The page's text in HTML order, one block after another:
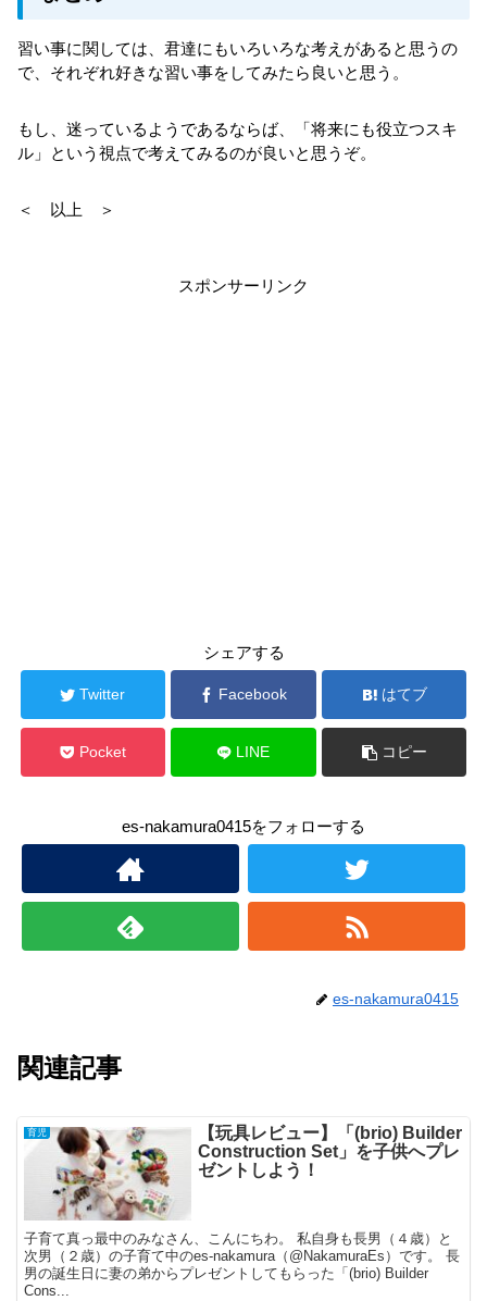
習い事に関しては、君達にもいろいろな考えがあると思うの
で、それぞれ好きな習い事をしてみたら良いと思う。
もし、迷っているようであるならば、「将来にも役立つスキ
ル」という視点で考えてみるのが良いと思うぞ。
＜ 以上 ＞
スポンサーリンク
シェアする
Twitter Facebook はてブ
Pocket LINE コピー
es-nakamura0415をフォローする
es-nakamura0415
関連記事
育児
【玩具レビュー】「(brio) Builder
Construction Set」を子供へプレ
ゼントしよう！
子育て真っ最中のみなさん、こんにちわ。 私自身も長男（４歳）と
次男（２歳）の子育て中のes-nakamura（@NakamuraEs）です。 長
男の誕生日に妻の弟からプレゼントしてもらった「(brio) Builder
Cons...